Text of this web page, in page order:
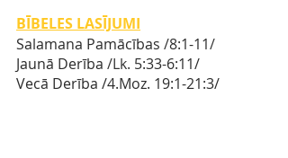
BĪBELES LASĪJUMI
Salamana Pamācības /8:1-11/
Jaunā Derība /Lk. 5:33-6:11/
Vecā Derība /4.Moz. 19:1-21:3/